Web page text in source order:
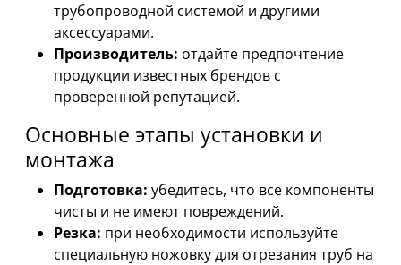
трубопроводной системой и другими
аксессуарами.
Производитель: отдайте предпочтение
продукции известных брендов с
проверенной репутацией.
Основные этапы установки и
монтажа
Подготовка: убедитесь, что все компоненты
чисты и не имеют повреждений.
Резка: при необходимости используйте
специальную ножовку для отрезания труб на